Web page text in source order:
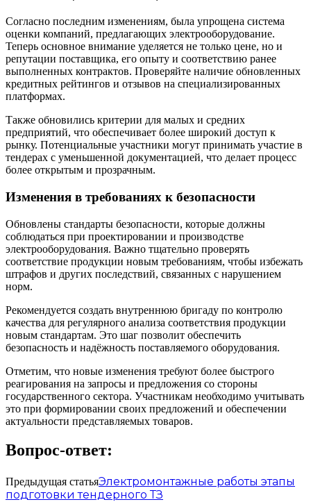
Согласно последним изменениям, была упрощена система
оценки компаний, предлагающих электрооборудование.
Теперь основное внимание уделяется не только цене, но и
репутации поставщика, его опыту и соответствию ранее
выполненных контрактов. Проверяйте наличие обновленных
кредитных рейтингов и отзывов на специализированных
платформах.
Также обновились критерии для малых и средних
предприятий, что обеспечивает более широкий доступ к
рынку. Потенциальные участники могут принимать участие в
тендерах с уменьшенной документацией, что делает процесс
более открытым и прозрачным.
Изменения в требованиях к безопасности
Обновлены стандарты безопасности, которые должны
соблюдаться при проектировании и производстве
электрооборудования. Важно тщательно проверять
соответствие продукции новым требованиям, чтобы избежать
штрафов и других последствий, связанных с нарушением
норм.
Рекомендуется создать внутреннюю бригаду по контролю
качества для регулярного анализа соответствия продукции
новым стандартам. Это шаг позволит обеспечить
безопасность и надёжность поставляемого оборудования.
Отметим, что новые изменения требуют более быстрого
реагирования на запросы и предложения со стороны
государственного сектора. Участникам необходимо учитывать
это при формировании своих предложений и обеспечении
актуальности представляемых товаров.
Вопрос-ответ:
Предыдущая статьяЭлектромонтажные работы этапы
подготовки тендерного ТЗ